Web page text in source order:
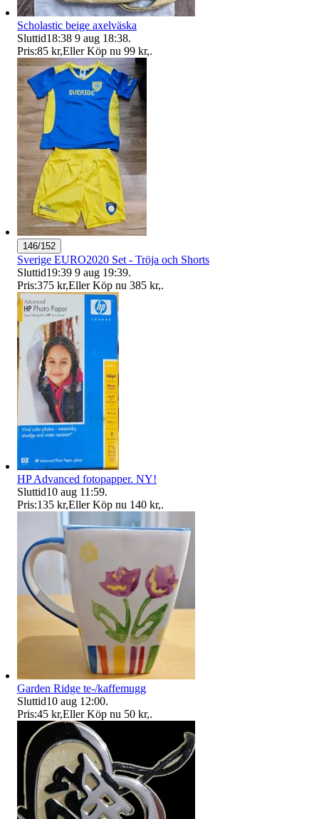
Scholastic beige axelväska
Sluttid18:38 9 aug 18:38.
Pris:85 kr,Eller Köp nu 99 kr,.
146/152
Sverige EURO2020 Set - Tröja och Shorts
Sluttid19:39 9 aug 19:39.
Pris:375 kr,Eller Köp nu 385 kr,.
HP Advanced fotopapper. NY!
Sluttid10 aug 11:59.
Pris:135 kr,Eller Köp nu 140 kr,.
Garden Ridge te-/kaffemugg
Sluttid10 aug 12:00.
Pris:45 kr,Eller Köp nu 50 kr,.